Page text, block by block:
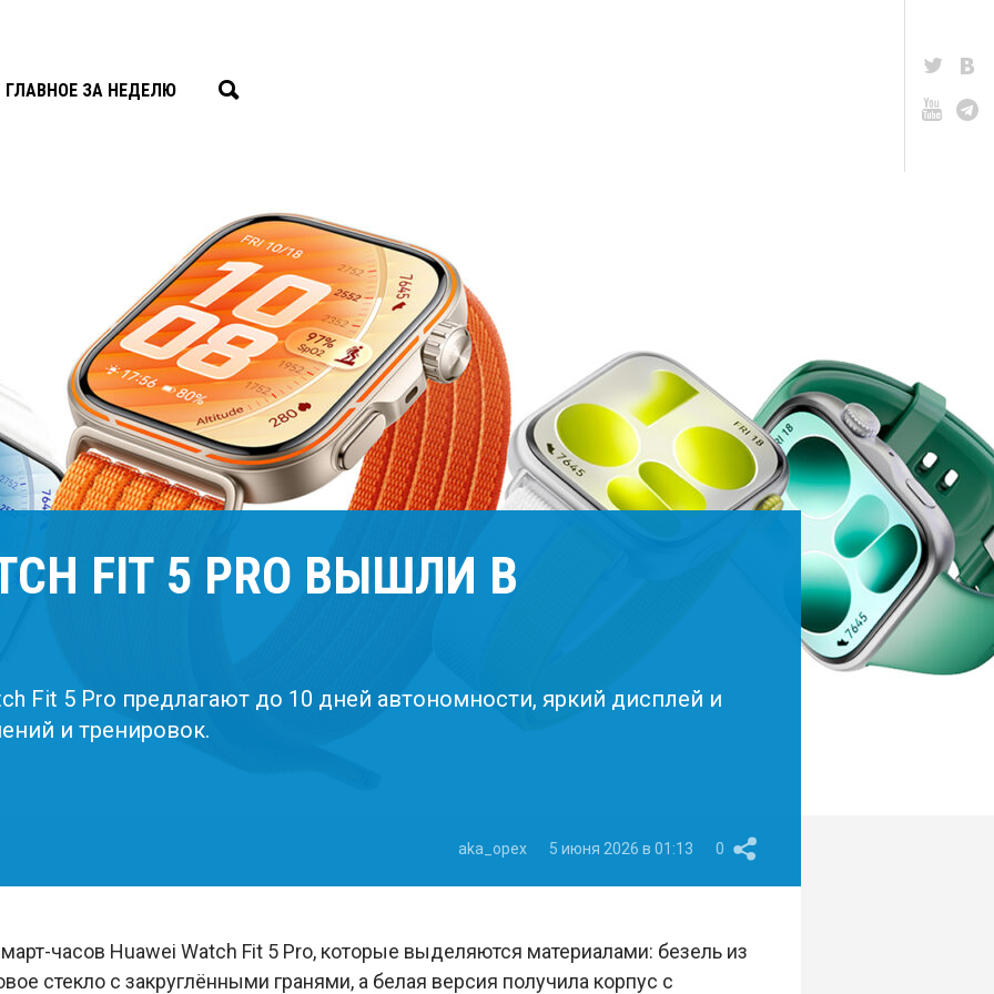
ГЛАВНОЕ ЗА НЕДЕЛЮ
FIT 5 PRO ВЫШЛИ В
Fit 5 Pro предлагают до 10 дней автономности, яркий дисплей и
и тренировок.
aka_opex 5 июня 2026 в 01:13 0
часов Huawei Watch Fit 5 Pro, которые выделяются материалами: безель из
стекло с закруглёнными гранями, а белая версия получила корпус с